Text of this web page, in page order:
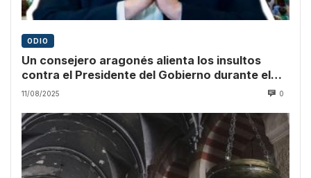
ODIO
Un consejero aragonés alienta los insultos
contra el Presidente del Gobierno durante el
pregón
11/08/2025 0